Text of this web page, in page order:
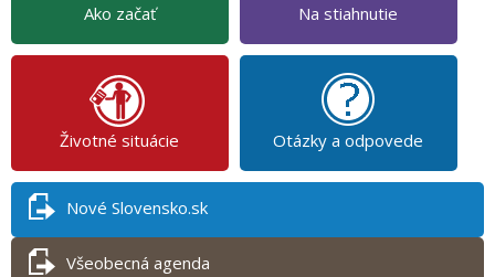
Ako začať Na stiahnutie
Životné situácie Otázky a odpovede
Nové Slovensko.sk
Všeobecná agenda